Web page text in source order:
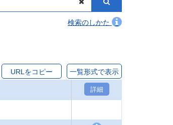
検索のしかた
URLをコピー 一覧形式で表示
詳細